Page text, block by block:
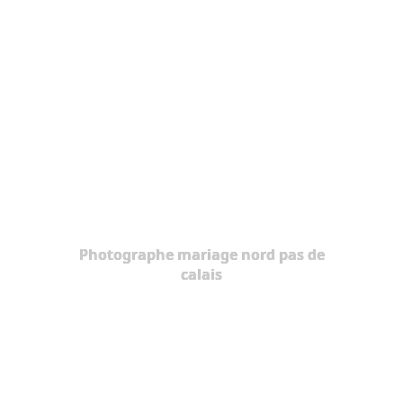
Photographe mariage nord pas de
calais